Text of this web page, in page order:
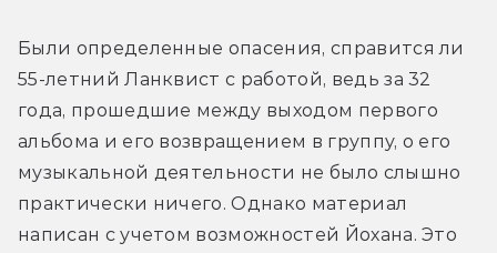
Были определенные опасения, справится ли
55-летний Ланквист с работой, ведь за 32
года, прошедшие между выходом первого
альбома и его возвращением в группу, о его
музыкальной деятельности не было слышно
практически ничего. Однако материал
написан с учетом возможностей Йохана. Это